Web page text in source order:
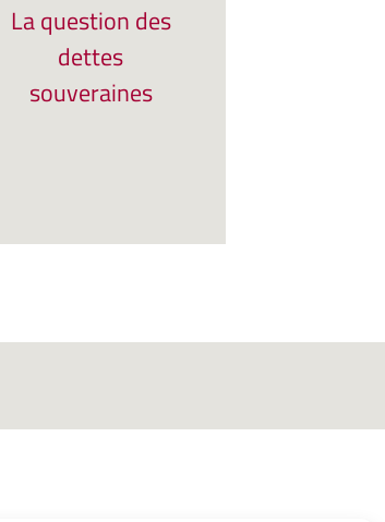
La question des
dettes
souveraines